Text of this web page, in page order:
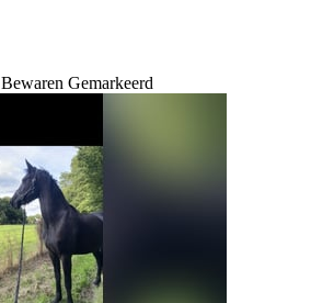
Bewaren Gemarkeerd